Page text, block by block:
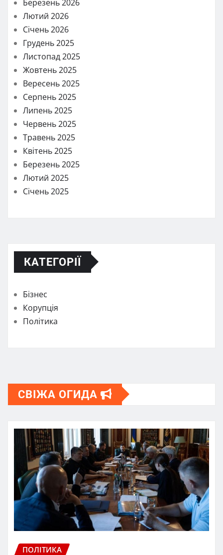
Березень 2026
Лютий 2026
Січень 2026
Грудень 2025
Листопад 2025
Жовтень 2025
Вересень 2025
Серпень 2025
Липень 2025
Червень 2025
Травень 2025
Квітень 2025
Березень 2025
Лютий 2025
Січень 2025
КАТЕГОРІЇ
Бізнес
Корупція
Політика
СВІЖА ОГИДА
ПОЛІТИКА